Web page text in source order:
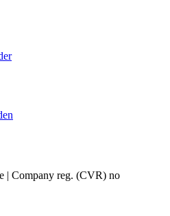
| Company reg. (CVR) no